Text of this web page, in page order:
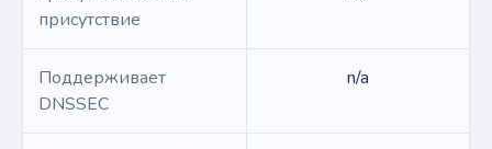
присутствие
Поддерживает
DNSSEC
n/a